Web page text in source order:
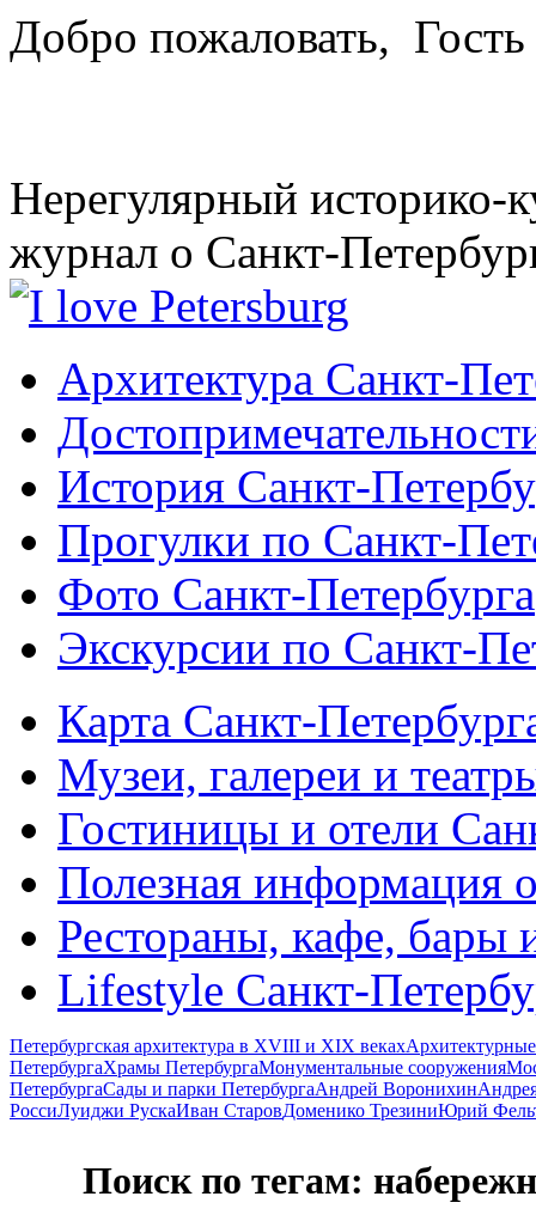
Добро пожаловать, Гость
Нерегулярный историко-
журнал о Санкт-
Архитектура Санкт-
История Санкт-
Прогулки по Санкт-
Фото Санкт-Петербурга
Экскурсии по Санкт-
Карта Санкт-
Музеи, галереи и
Гостиницы и отели
Полезная информация
Рестораны, кафе, бары
Lifestyle Санкт-
Петербургская архитектура в XVIII и XIX веках
ПетербургаХрамы ПетербургаМонументальные сооружения
ПетербургаСады и парки ПетербургаАндрей Воронихин
РоссиЛуиджи РускаИван СтаровДоменико ТрезиниЮрий
Поиск по тегам: